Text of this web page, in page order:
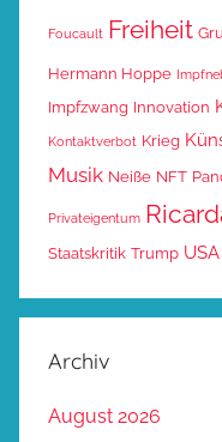
Foucault Freiheit
Hermann Hoppe
Impfzwang Innovation
Kontaktverbot Krieg
Musik Neiße NFT
Privateigentum
Staatskritik Trump USA
Archiv
August 2026